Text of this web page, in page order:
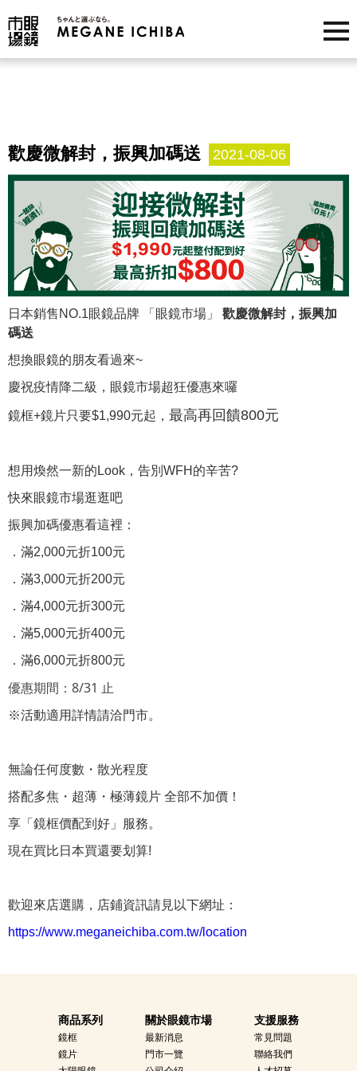
歡慶微解封，振興加碼送 2021-08-06
日本銷售NO.1眼鏡品牌 「眼鏡市場」 歡慶微解封，振興加
碼送
想換眼鏡的朋友看過來~
慶祝疫情降二級，眼鏡市場超狂優惠來囉
鏡框+鏡片只要$1,990元起， 最高再回饋800元
想用煥然一新的Look，告別WFH的辛苦?
快來眼鏡市場逛逛吧
振興加碼優惠看這裡：
．滿2,000元折100元
．滿3,000元折200元
．滿4,000元折300元
．滿5,000元折400元
．滿6,000元折800元
優惠期間：8/31 止
※活動適用詳情請洽門市。
無論任何度數・散光程度
搭配多焦・超薄・極薄鏡片 全部不加價！
享「鏡框價配到好」服務。
現在買比日本買還要划算!
歡迎來店選購，店鋪資訊請見以下網址：
https://www.meganeichiba.com.tw/location
商品系列
鏡框
鏡片
關於眼鏡市場
最新消息
門市一覽
支援服務
常見問題
聯絡我們